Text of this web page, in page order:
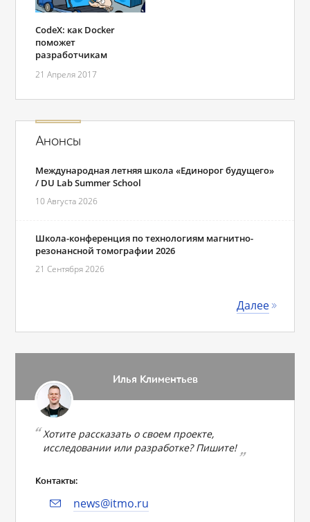
CodeX: как Docker
поможет
разработчикам
21 Апреля 2017
Анонсы
Международная летняя школа «Единорог будущего»
/ DU Lab Summer School
10 Августа 2026
Школа-конференция по технологиям магнитно-
резонансной томографии 2026
21 Сентября 2026
Далее
Илья Климентьев
Хотите рассказать о своем проекте,
исследовании или разработке? Пишите!
Контакты:
news@itmo.ru